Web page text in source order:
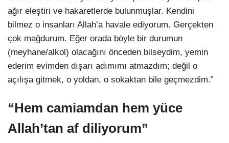
ağır eleştiri ve hakaretlerde bulunmuşlar. Kendini
bilmez o insanları Allah’a havale ediyorum. Gerçekten
çok mağdurum. Eğer orada böyle bir durumun
(meyhane/alkol) olacağını önceden bilseydim, yemin
ederim evimden dışarı adımımı atmazdım; değil o
açılışa gitmek, o yoldan, o sokaktan bile geçmezdim.”
“Hem camiamdan hem yüce
Allah’tan af diliyorum”